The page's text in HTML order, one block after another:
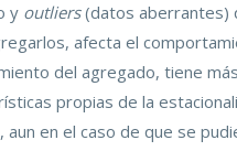
y outliers(datos aberrantes)
afecta el
del agregado, tiene
propias de la
en el caso de que se